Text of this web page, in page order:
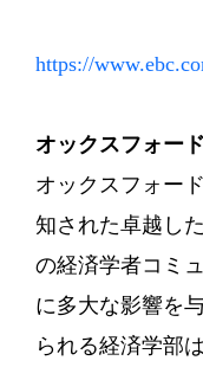
https://
オックスフォー
オックスフォー
知された卓越し
の経済学者コミ
に多大な影響を
られる経済学部